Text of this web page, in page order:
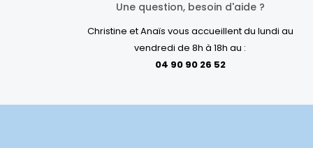
Une question, besoin d'aide ?
Christine et Anaïs vous accueillent du lundi au
vendredi de 8h à 18h au :
04 90 90 26 52